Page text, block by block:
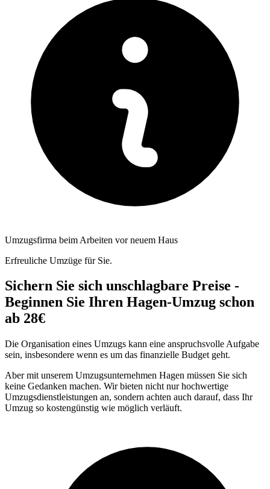
Umzugsfirma beim Arbeiten vor neuem Haus
Erfreuliche Umzüge für Sie.
Sichern Sie sich unschlagbare Preise -
Beginnen Sie Ihren Hagen-Umzug schon
ab 28€
Die Organisation eines Umzugs kann eine anspruchsvolle Aufgabe
sein, insbesondere wenn es um das finanzielle Budget geht.
Aber mit unserem Umzugsunternehmen Hagen müssen Sie sich
keine Gedanken machen. Wir bieten nicht nur hochwertige
Umzugsdienstleistungen an, sondern achten auch darauf, dass Ihr
Umzug so kostengünstig wie möglich verläuft.